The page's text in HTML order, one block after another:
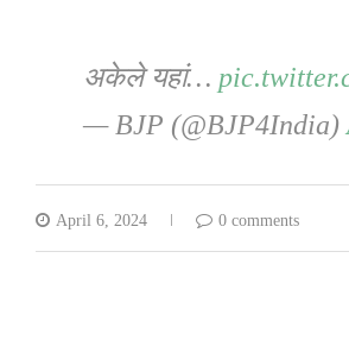
अकेले यहां…
— BJP (@BJP4India)
April 6, 2024 0 comments